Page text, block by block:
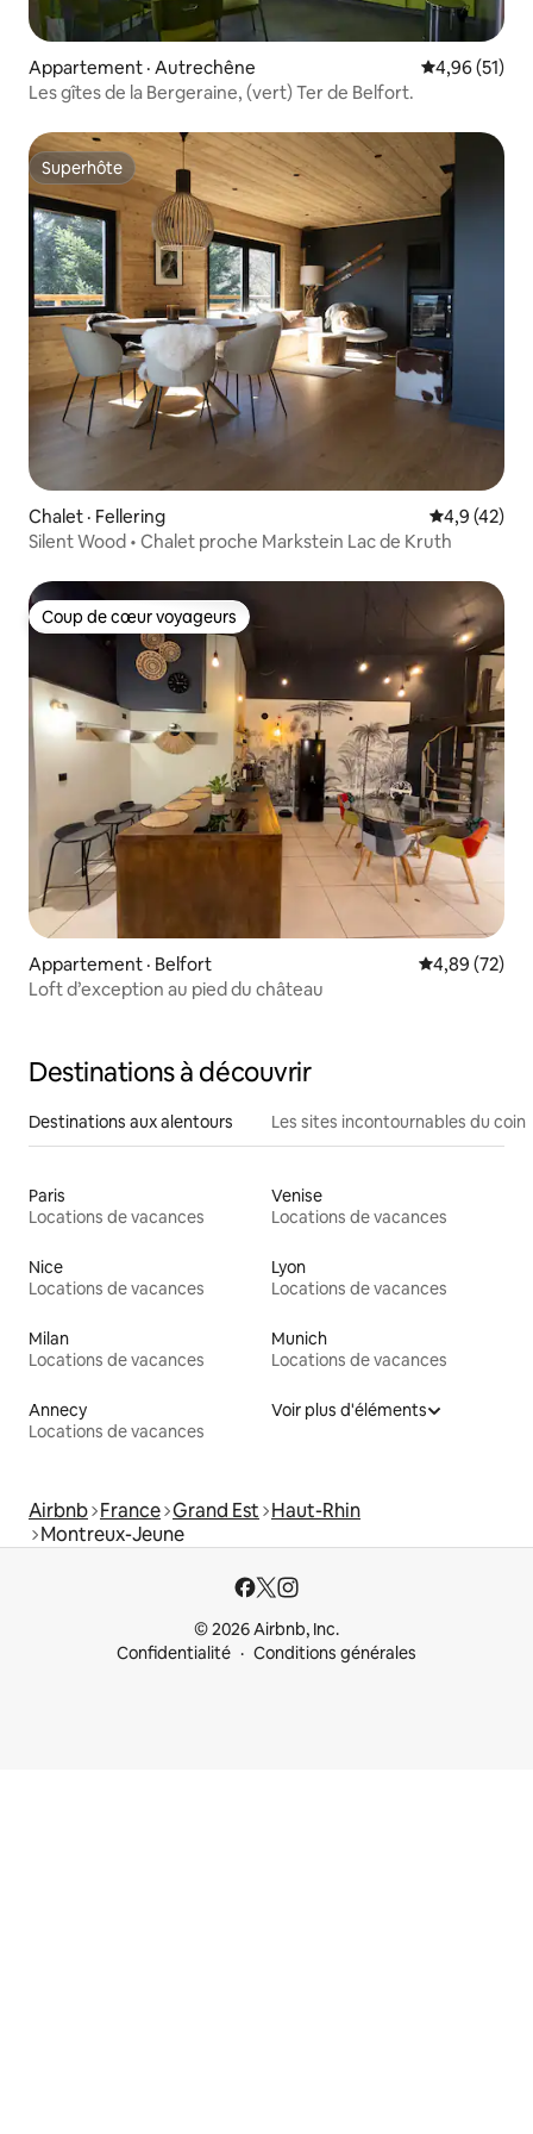
Appartement · Autrechêne Note
4,96 (51)
Les gîtes de la Bergeraine, (vert) Ter de Belfort.
Superhôte
Superhôte
Chalet · Fellering Note
4,9 (42)
Silent Wood • Chalet proche Markstein Lac de Kruth
Coup de cœur voyageurs
Coup de cœur voyageurs
Appartement · Belfort Note
4,89 (72)
Loft d’exception au pied du château
Destinations à découvrir
Destinations aux alentours Les sites incontournables du coin
Paris
Locations de vacances
Venise
Locations de vacances
Nice
Locations de vacances
Lyon
Locations de vacances
Milan
Locations de vacances
Munich
Locations de vacances
Annecy
Locations de vacances
Voir plus d'éléments
Airbnb France Grand Est Haut-Rhin
Montreux-Jeune
© 2026 Airbnb, Inc.
Confidentialité
Conditions générales